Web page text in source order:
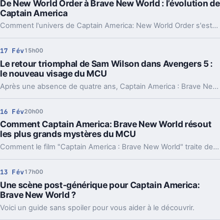
De New World Order à Brave New World : l’évolution de
Captain America
Comment l'univers de Captain America: New World Order s'est-il transformé pour donner naissance à l'intrépide nouveau monde, Brave New World ?
17 Fév15h00
Le retour triomphal de Sam Wilson dans Avengers 5 :
le nouveau visage du MCU
Après une absence de quatre ans, Captain America : Brave New World révèle que le Sam Wilson d'Anthony Mackie mérite d'être la figure de proue de l'univers cinématographique de Marvel, jouant un rôle clé non seulement dans Avengers 5, mais aussi dans les futurs films à venir.
16 Fév20h00
Comment Captain America: Brave New World résout
les plus grands mystères du MCU
Comment le film "Captain America : Brave New World" traite des plus grandes questions restées en suspens dans l'univers cinématographique Marvel.
13 Fév17h00
Une scène post-générique pour Captain America:
Brave New World ?
Voici un guide sans spoiler pour vous aider à le découvrir.